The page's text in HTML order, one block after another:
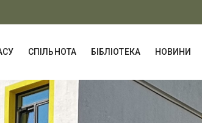
СПІЛЬНОТА БІБЛІОТЕКА НОВИНИ